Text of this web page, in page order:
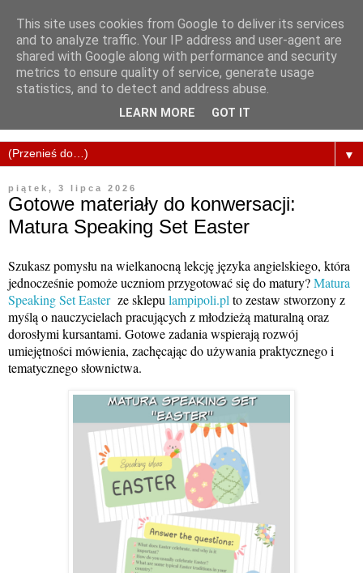
▼
piątek, 3 lipca 2026
Gotowe materiały do konwersacji:
Matura Speaking Set Easter
Szukasz pomysłu na wielkanocną lekcję języka angielskiego, która
jednocześnie pomoże uczniom przygotować się do matury?Matura
Speaking Set Easterze sklepu lampipoli.pl to zestaw stworzony z
myślą o nauczycielach pracujących z młodzieżą maturalną oraz
dorosłymi kursantami. Gotowe zadania wspierają rozwój
umiejętności mówienia, zachęcając do używania praktycznego i
tematycznego słownictwa.
This site uses cookies from Google to deliver its services
and to analyze traffic. Your IP address and user-agent are
shared with Google along with performance and security
metrics to ensure quality of service, generate usage
statistics, and to detect and address abuse.
LEARN MORE GOT IT